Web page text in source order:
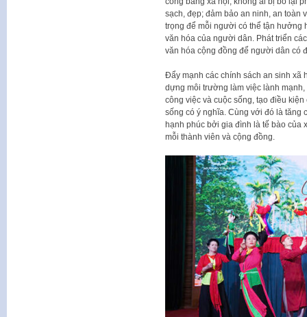
sạch, đẹp; đảm bảo an ninh, an toàn
trọng để mỗi người có thể tận hưởng
văn hóa của người dân. Phát triển
văn hóa cộng đồng để người dân có
Đẩy mạnh các chính sách an sinh xã
dựng môi trường làm việc lành
công việc và cuộc sống, tạo điều
sống có ý nghĩa. Cùng với đó là tăng
hạnh phúc bởi gia đình là tế bào của
mỗi thành viên và cộng đồng.